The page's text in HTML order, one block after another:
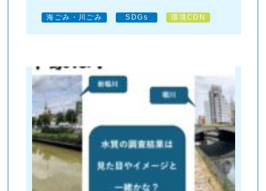
海ごみ・川ごみ SDGs 環境CDN